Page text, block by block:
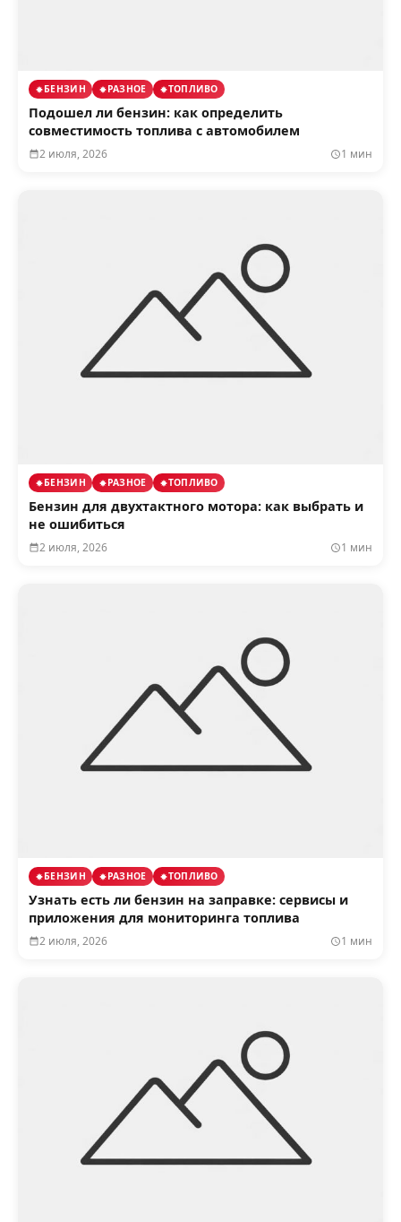
БЕНЗИН РАЗНОЕ ТОПЛИВО
Подошел ли бензин: как определить
совместимость топлива с автомобилем
2 июля, 2026 1 мин
БЕНЗИН РАЗНОЕ ТОПЛИВО
Бензин для двухтактного мотора: как выбрать и
не ошибиться
2 июля, 2026 1 мин
БЕНЗИН РАЗНОЕ ТОПЛИВО
Узнать есть ли бензин на заправке: сервисы и
приложения для мониторинга топлива
2 июля, 2026 1 мин